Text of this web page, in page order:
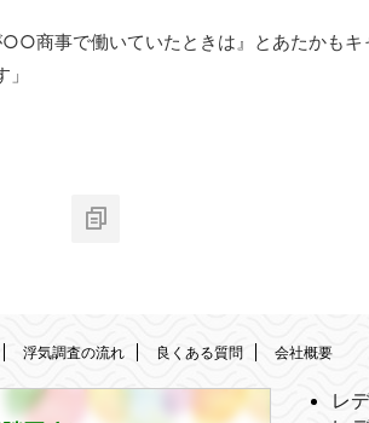
商事で働いていたときは』とあたかも
浮気調査の流れ 良くある質問 会社概要
レ